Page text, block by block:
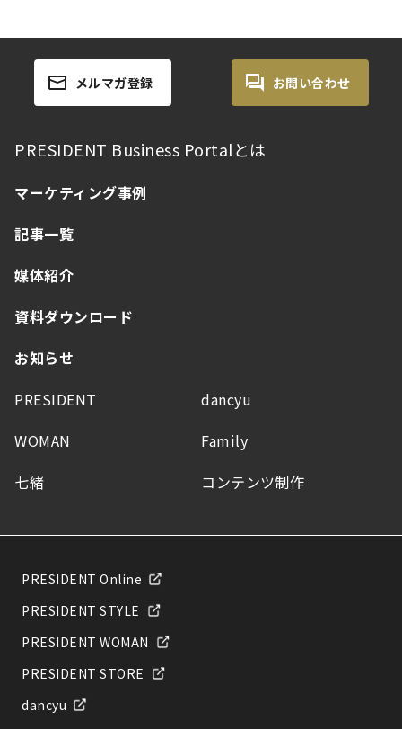
メルマガ登録 お問い合わせ
PRESIDENT Business Portalとは
マーケティング事例
記事一覧
媒体紹介
資料ダウンロード
お知らせ
PRESIDENT
dancyu
WOMAN
Family
七緒
コンテンツ制作
PRESIDENT Online
PRESIDENT STYLE
PRESIDENT WOMAN
PRESIDENT STORE
dancyu